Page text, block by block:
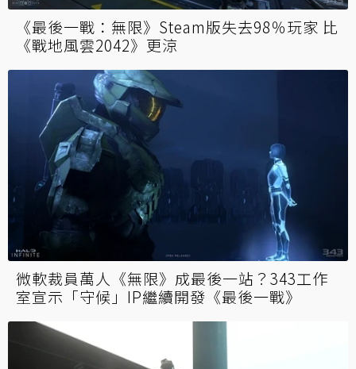
《最後一戰：無限》Steam版失去98％玩家 比
《戰地風雲2042》更涼
微軟裁員萬人《無限》成最後一站？343工作
室宣示「守候」IP繼續開發《最後一戰》